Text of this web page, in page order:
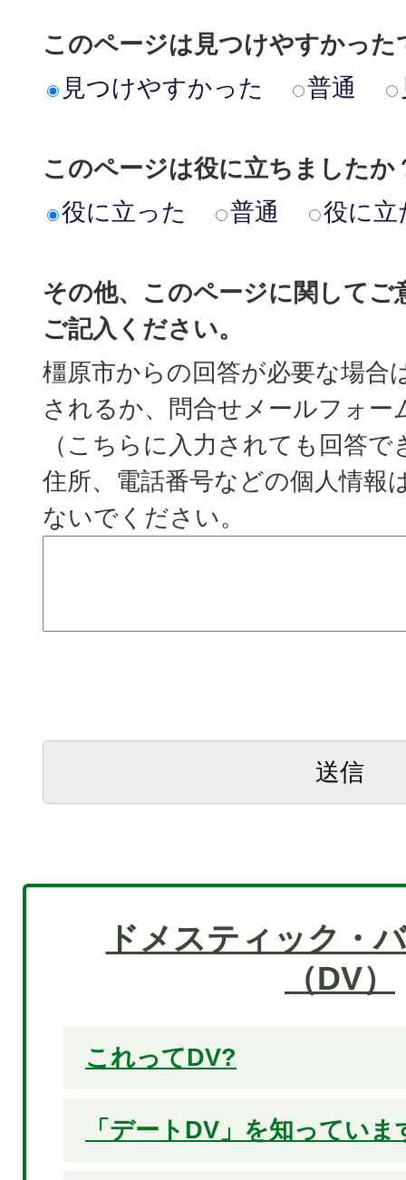
このページは見つけやすかった
見つけやすかった
普通
このページは役に立ちましたか
役に立った
普通 役に立
その他、このページに関してご
ご記入ください。
橿原市からの回答が必要な場合
されるか、問合せメールフォー
（こちらに入力されても回答
住所、電話番号などの個人情報
ないでください。
ドメスティック・
（DV）
これってDV?
「デートDV」を知っていま